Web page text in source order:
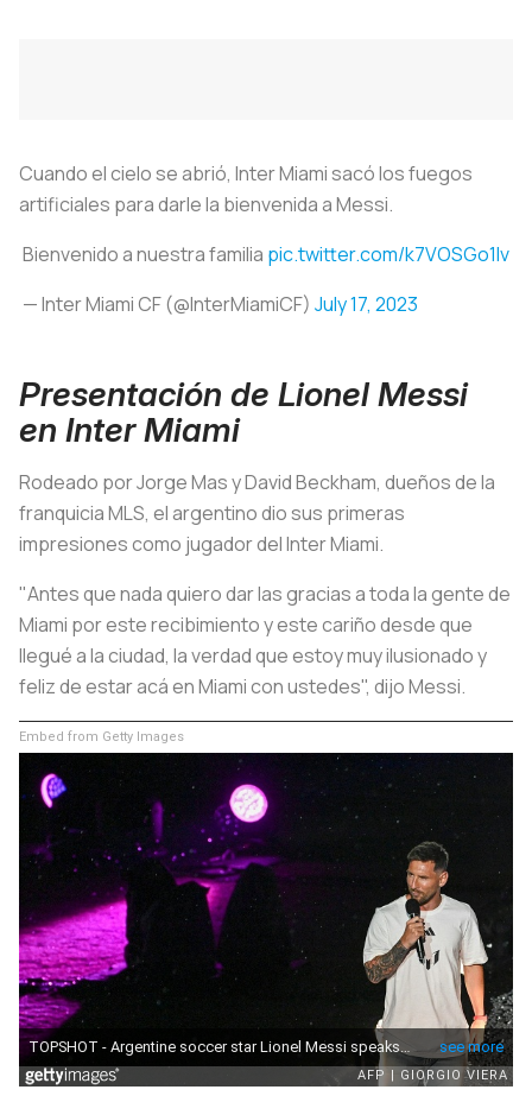
Cuando el cielo se abrió, Inter Miami sacó los fuegos
artificiales para darle la bienvenida a Messi.
Bienvenido a nuestra familia pic.twitter.com/k7VOSGo1lv
— Inter Miami CF (@InterMiamiCF) July 17, 2023
Presentación de Lionel Messi
en Inter Miami
Rodeado por Jorge Mas y David Beckham, dueños de la
franquicia MLS, el argentino dio sus primeras
impresiones como jugador del Inter Miami.
"Antes que nada quiero dar las gracias a toda la gente de
Miami por este recibimiento y este cariño desde que
llegué a la ciudad, la verdad que estoy muy ilusionado y
feliz de estar acá en Miami con ustedes", dijo Messi.
Embed from Getty Images